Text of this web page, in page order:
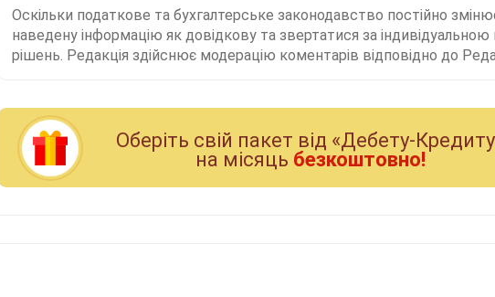
Оскільки податкове та бухгалтерське законодавство постійно
наведену інформацію як довідкову та звертатися за
рішень. Редакція здійснює модерацію коментарів відповідно до
Оберiть свiй пакет вiд «Дебету-
на мiсяць безкоштовно!